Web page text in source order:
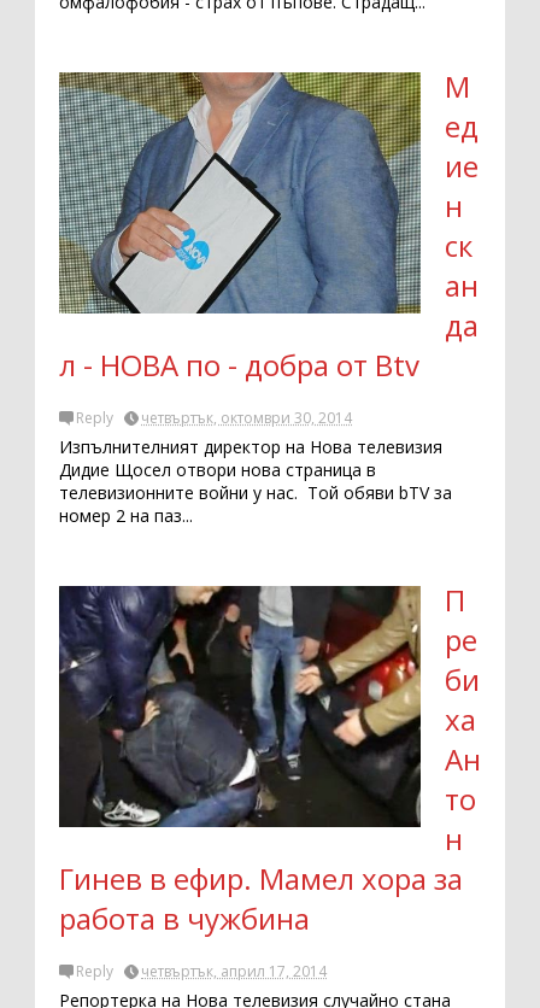
М
ед
ие
н
ск
ан
да
л - НОВА по - добра от Btv
Reply четвъртък, октомври 30, 2014
Изпълнителният директор на Нова телевизия
Дидие Щосел отвори нова страница в
телевизионните войни у нас. Той обяви bTV за
номер 2 на паз...
П
ре
би
ха
Ан
то
н
Гинев в ефир. Мамел хора за
работа в чужбина
Reply четвъртък, април 17, 2014
Репортерка на Нова телевизия случайно стана